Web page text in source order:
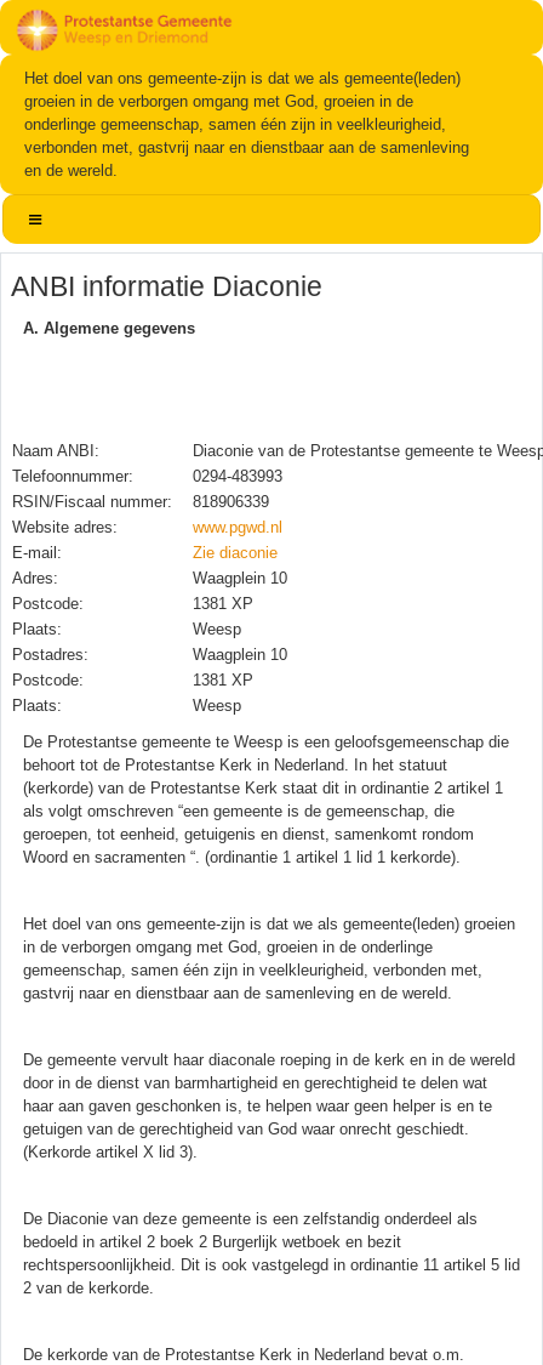
Het doel van ons gemeente-zijn is dat we als gemeente(leden)
groeien in de verborgen omgang met God, groeien in de
onderlinge gemeenschap, samen één zijn in veelkleurigheid,
verbonden met, gastvrij naar en dienstbaar aan de samenleving
en de wereld.
ANBI informatie Diaconie
A. Algemene gegevens
Naam ANBI:
Diaconie van de Protestantse gemeente te
Telefoonnummer:
0294-483993
RSIN/Fiscaal nummer:
818906339
Website adres:
www.pgwd.nl
E-mail:
Zie diaconie
Adres:
Waagplein 10
Postcode:
1381 XP
Plaats:
Weesp
Postadres:
Waagplein 10
Postcode:
1381 XP
Plaats:
Weesp
De Protestantse gemeente te Weesp is een geloofsgemeenschap die
behoort tot de Protestantse Kerk in Nederland. In het statuut
(kerkorde) van de Protestantse Kerk staat dit in ordinantie 2 artikel 1
als volgt omschreven “een gemeente is de gemeenschap, die
geroepen, tot eenheid, getuigenis en dienst, samenkomt rondom
Woord en sacramenten “. (ordinantie 1 artikel 1 lid 1 kerkorde).
Het doel van ons gemeente-zijn is dat we als gemeente(leden) groeien
in de verborgen omgang met God, groeien in de onderlinge
gemeenschap, samen één zijn in veelkleurigheid, verbonden met,
gastvrij naar en dienstbaar aan de samenleving en de wereld.
De gemeente vervult haar diaconale roeping in de kerk en in de wereld
door in de dienst van barmhartigheid en gerechtigheid te delen wat
haar aan gaven geschonken is, te helpen waar geen helper is en te
getuigen van de gerechtigheid van God waar onrecht geschiedt.
(Kerkorde artikel X lid 3).
De Diaconie van deze gemeente is een zelfstandig onderdeel als
bedoeld in artikel 2 boek 2 Burgerlijk wetboek en bezit
rechtspersoonlijkheid. Dit is ook vastgelegd in ordinantie 11 artikel 5 lid
2 van de kerkorde.
De kerkorde van de Protestantse Kerk in Nederland bevat o.m.